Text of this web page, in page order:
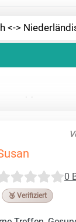
<->
0
🥉 Verifiziert